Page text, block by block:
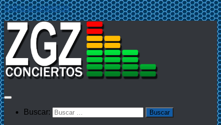
Saltar al contenido
Buscar: